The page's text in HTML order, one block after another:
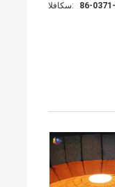
الفاكس:
86-